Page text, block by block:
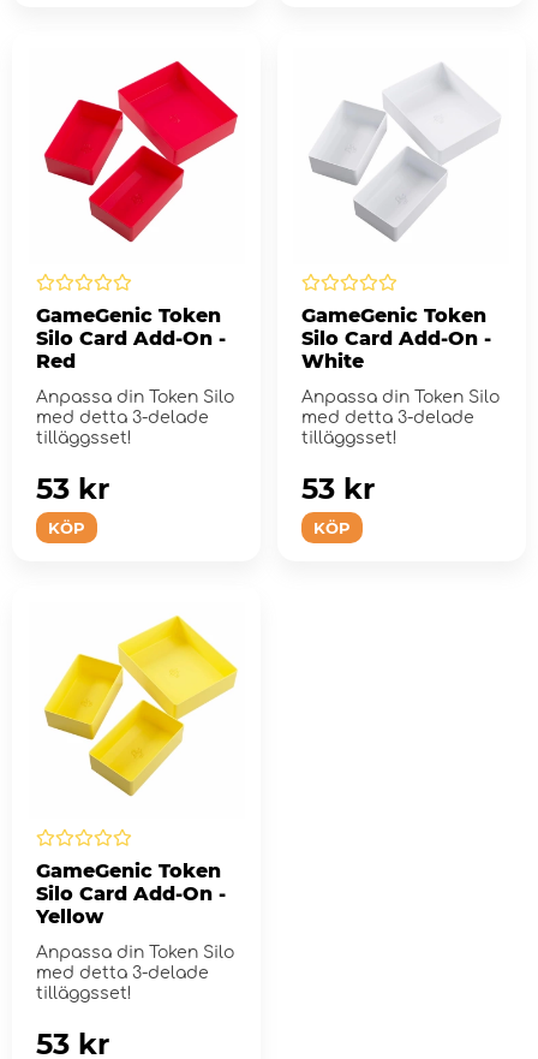
GameGenic Token
Silo Card Add-On -
Red
Anpassa din Token Silo
med detta 3-delade
tilläggsset!
KÖP
53 kr
GameGenic Token
Silo Card Add-On -
White
Anpassa din Token Silo
med detta 3-delade
tilläggsset!
KÖP
53 kr
GameGenic Token
Silo Card Add-On -
Yellow
Anpassa din Token Silo
med detta 3-delade
tilläggsset!
53 kr